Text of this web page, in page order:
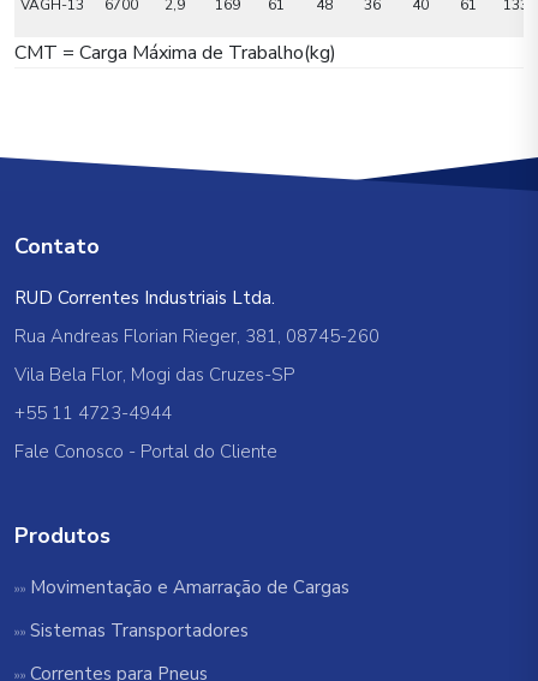
VAGH-13 6700 2,9 169 61 48 36 40 61 133
CMT = Carga Máxima de Trabalho(kg)
Contato
RUD Correntes Industriais Ltda.
Rua Andreas Florian Rieger, 381, 08745-260
Vila Bela Flor, Mogi das Cruzes-SP
+55 11 4723-4944
Fale Conosco - Portal do Cliente
Produtos
Movimentação e Amarração de Cargas
Sistemas Transportadores
Correntes para Pneus